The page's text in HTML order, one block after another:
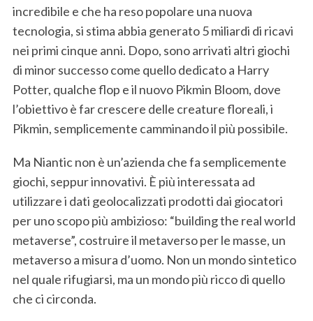
incredibile e che ha reso popolare una nuova
tecnologia, si stima abbia generato 5 miliardi di ricavi
nei primi cinque anni. Dopo, sono arrivati altri giochi
di minor successo come quello dedicato a Harry
Potter, qualche flop e il nuovo Pikmin Bloom, dove
l’obiettivo è far crescere delle creature floreali, i
Pikmin, semplicemente camminando il più possibile.
Ma Niantic non è un’azienda che fa semplicemente
giochi, seppur innovativi. È più interessata ad
utilizzare i dati geolocalizzati prodotti dai giocatori
per uno scopo più ambizioso: “building the real world
metaverse”, costruire il metaverso per le masse, un
metaverso a misura d’uomo. Non un mondo sintetico
nel quale rifugiarsi, ma un mondo più ricco di quello
che ci circonda.